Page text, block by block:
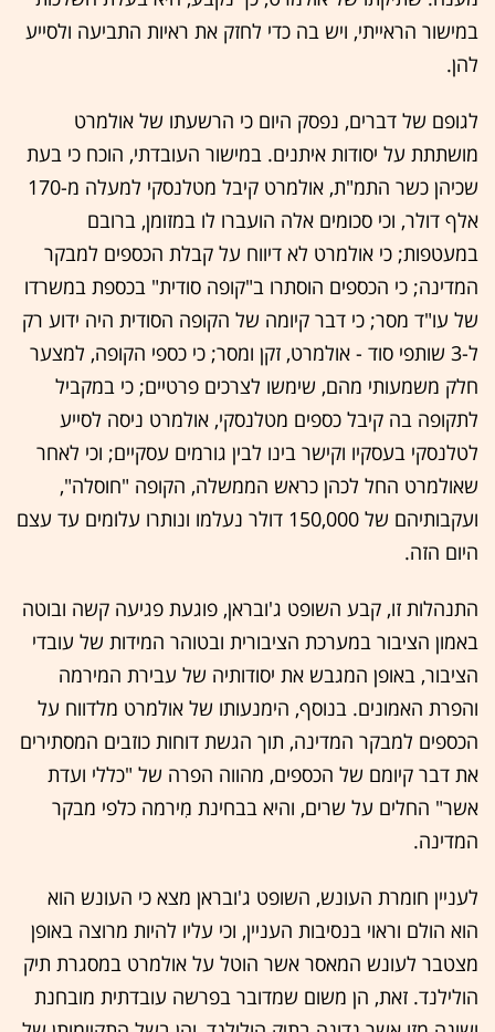
במישור הראייתי, ויש בה כדי לחזק את ראיות התביעה ולסייע
להן.
לגופם של דברים, נפסק היום כי הרשעתו של אולמרט
מושתתת על יסודות איתנים. במישור העובדתי, הוכח כי בעת
שכיהן כשר התמ"ת, אולמרט קיבל מטלנסקי למעלה מ-170
אלף דולר, וכי סכומים אלה הועברו לו במזומן, ברובם
במעטפות; כי אולמרט לא דיווח על קבלת הכספים למבקר
המדינה; כי הכספים הוסתרו ב"קופה סודית" בכספת במשרדו
של עו"ד מסר; כי דבר קיומה של הקופה הסודית היה ידוע רק
ל-3 שותפי סוד - אולמרט, זקן ומסר; כי כספי הקופה, למצער
חלק משמעותי מהם, שימשו לצרכים פרטיים; כי במקביל
לתקופה בה קיבל כספים מטלנסקי, אולמרט ניסה לסייע
לטלנסקי בעסקיו וקישר בינו לבין גורמים עסקיים; וכי לאחר
שאולמרט החל לכהן כראש הממשלה, הקופה "חוסלה",
ועקבותיהם של 150,000 דולר נעלמו ונותרו עלומים עד עצם
היום הזה.
התנהלות זו, קבע השופט ג'ובראן, פוגעת פגיעה קשה ובוטה
באמון הציבור במערכת הציבורית ובטוהר המידות של עובדי
הציבור, באופן המגבש את יסודותיה של עבירת המירמה
והפרת האמונים. בנוסף, הימנעותו של אולמרט מלדווח על
הכספים למבקר המדינה, תוך הגשת דוחות כוזבים המסתירים
את דבר קיומם של הכספים, מהווה הפרה של "כללי ועדת
אשר" החלים על שרים, והיא בבחינת מִירמה כלפי מבקר
המדינה.
לעניין חומרת העונש, השופט ג'ובראן מצא כי העונש הוא
הוא הולם וראוי בנסיבות העניין, וכי עליו להיות מרוצה באופן
מצטבר לעונש המאסר אשר הוטל על אולמרט במסגרת תיק
הולילנד. זאת, הן משום שמדובר בפרשה עובדתית מובחנת